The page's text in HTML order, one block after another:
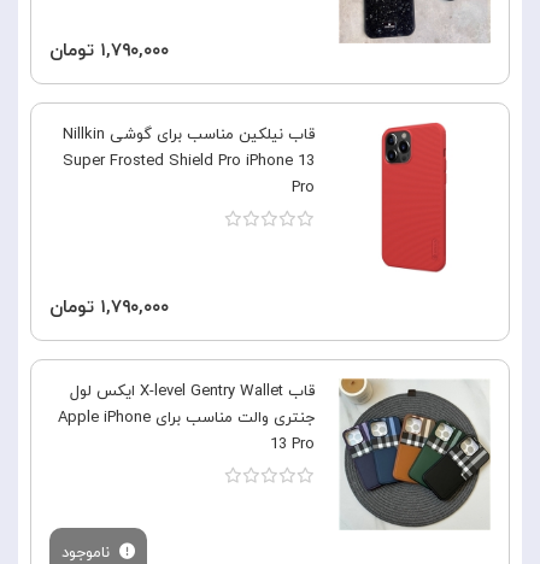
۱,۷۹۰,۰۰۰ تومان
قاب نیلکین مناسب برای گوشی Nillkin
Super Frosted Shield Pro iPhone 13
Pro
۱,۷۹۰,۰۰۰ تومان
قاب X-level Gentry Wallet ایکس لول
جنتری والت مناسب برای Apple iPhone
13 Pro
ناموجود